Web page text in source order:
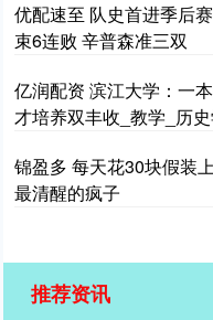
优配速至 队史首进季后
束6连败 辛普森准三双
亿润配资 滨江大学：一
才培养双丰收_教学_历
锦盈多 每天花30块假装
最清醒的疯子
推荐资讯